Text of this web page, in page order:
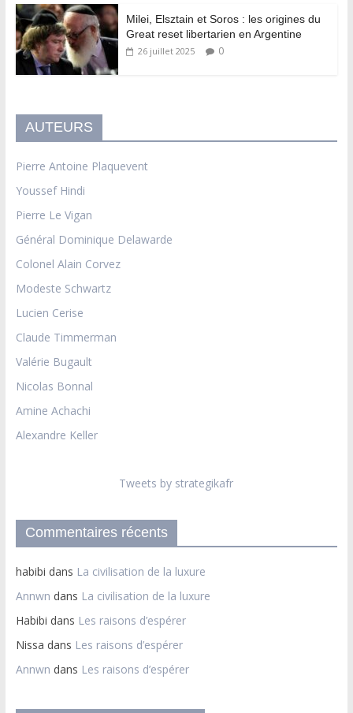
Milei, Elsztain et Soros : les origines du
Great reset libertarien en Argentine
26 juillet 2025 0
AUTEURS
Pierre Antoine Plaquevent
Youssef Hindi
Pierre Le Vigan
Général Dominique Delawarde
Colonel Alain Corvez
Modeste Schwartz
Lucien Cerise
Claude Timmerman
Valérie Bugault
Nicolas Bonnal
Amine Achachi
Alexandre Keller
Tweets by strategikafr
Commentaires récents
habibi dans La civilisation de la luxure
Annwn dans La civilisation de la luxure
Habibi dans Les raisons d’espérer
Nissa dans Les raisons d’espérer
Annwn dans Les raisons d’espérer